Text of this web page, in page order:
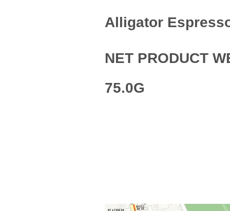
Alligator
NET PRODUCT
75.0G